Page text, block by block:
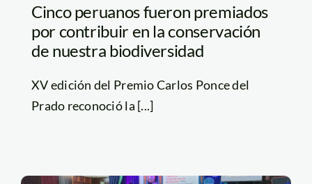
Cinco peruanos fueron premiados
por contribuir en la conservación
de nuestra biodiversidad
XV edición del Premio Carlos Ponce del
Prado reconoció la [...]